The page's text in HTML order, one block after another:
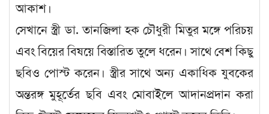
আকাশ।
সেখানে স্ত্রী ডা. তানজিলা হক চৌধুরী মিতুর মঙ্গে পরিচয়
এবং বিয়ের বিষয়ে বিস্তারিত তুলে ধরেন। সাথে বেশ কিছু
ছবিও পোস্ট করেন। স্ত্রীর সাথে অন্য একাধিক যুবকের
অন্তরঙ্গ মুহূর্তের ছবি এবং মোবাইলে আদানপ্রদান করা